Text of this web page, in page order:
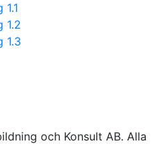
1.2
1.3
och Konsult AB. Alla